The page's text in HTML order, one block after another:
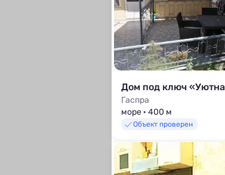
Гаспра
море · 400 м
Объект проверен